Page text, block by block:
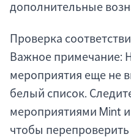
дополнительные
Проверка
Важное примечание:
мероприятия еще не
белый список.
мероприятиями Mint и
чтобы перепроверить